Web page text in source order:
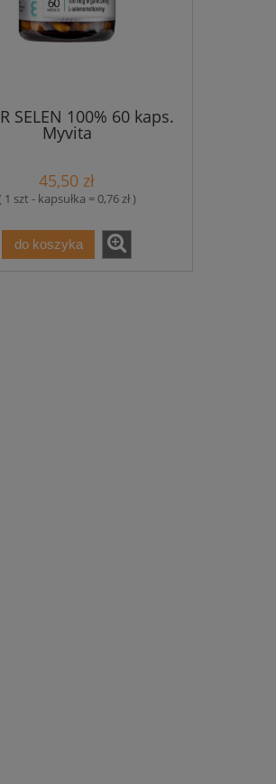
SELEN 100% 60 kaps.
Myvita
45,50 zł
1 szt - kapsułka = 0,76 zł )
do koszyka